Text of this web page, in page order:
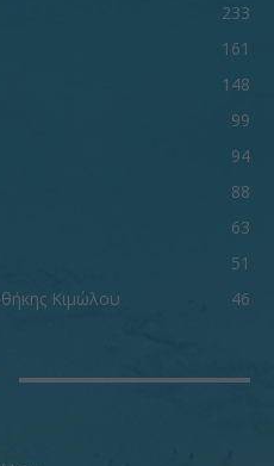
233
161
148
99
94
88
63
51
Κιμώλου
46